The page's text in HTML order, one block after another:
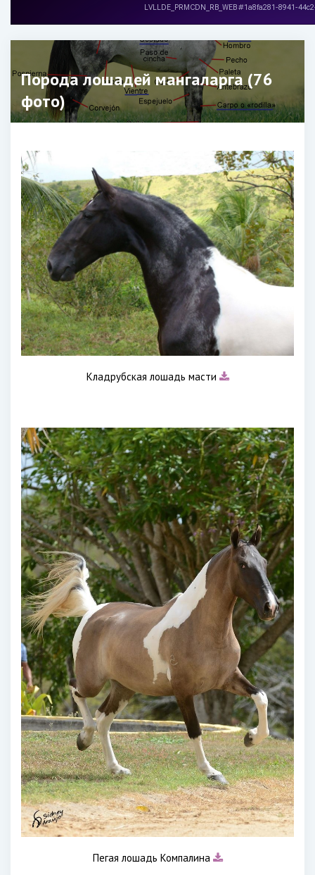
Порода лошадей мангаларга (76
фото)
Кладрубская лошадь масти
Пегая лошадь Компалина